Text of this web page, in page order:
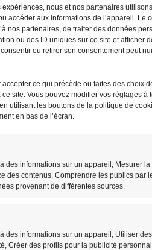
expériences, nous et nos partenaires
accéder aux informations de l’appareil. Le
nos partenaires, de traiter des données
ou des ID uniques sur ce site et afficher
ou retirer son consentement peut
ce qui précède ou faites des choix
site. Vous pouvez modifier vos réglages à
utilisant les boutons de la politique de
en bas de l’écran.
des informations sur un appareil, Mesurer
des contenus, Comprendre les publics par
provenant de différentes sources.
des informations sur un appareil, Utiliser
Créer des profils pour la publicité
à l’épaule ou en
garantissent un
un choix parfait
une pièce stylée et